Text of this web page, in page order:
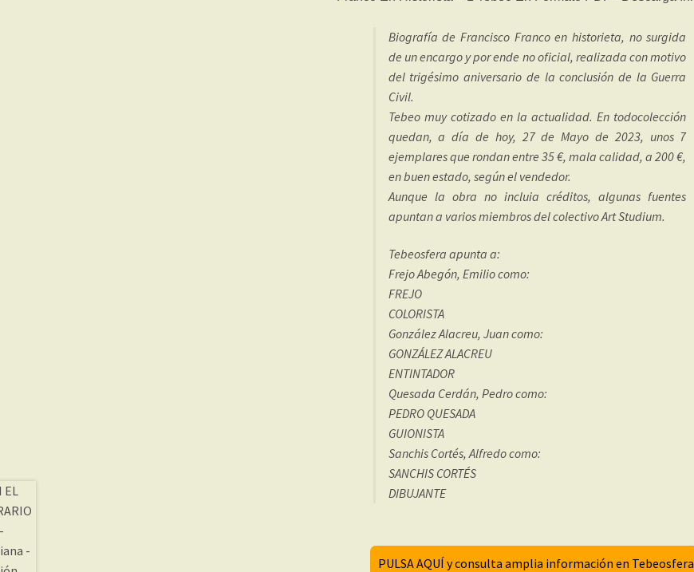
Biografía de Francisco Franco en historieta, no surgida
de un encargo y por ende no oficial, realizada con motivo
del trigésimo aniversario de la conclusión de la Guerra
Civil.
Tebeo muy cotizado en la actualidad. En todocolección
quedan, a día de hoy, 27 de Mayo de 2023, unos 7
ejemplares que rondan entre 35 €, mala calidad, a 200 €,
en buen estado, según el vendedor.
Aunque la obra no incluia créditos, algunas fuentes
apuntan a varios miembros del colectivo Art Studium.
Tebeosfera apunta a:
Frejo Abegón, Emilio como:
FREJO
COLORISTA
González Alacreu, Juan como:
GONZÁLEZ ALACREU
ENTINTADOR
Quesada Cerdán, Pedro como:
PEDRO QUESADA
GUIONISTA
Sanchis Cortés, Alfredo como:
SANCHIS CORTÉS
DIBUJANTE
PULSA AQUÍ y consulta amplia información en Tebeosfera